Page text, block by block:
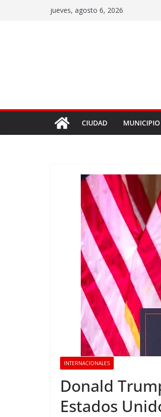
jueves, agosto 6, 2026
CIUDAD MUNICIPIO
INTERNACIONALES
Donald
Estados